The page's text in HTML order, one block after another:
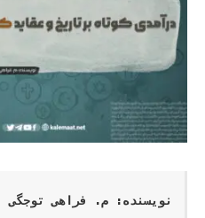
نویسنده: م. فراهی توجگی